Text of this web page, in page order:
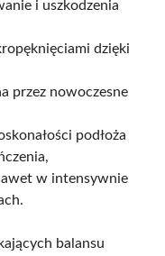
i uszkodzenia
dzięki
przez nowoczesne
podłoża
w intensywnie
balansu